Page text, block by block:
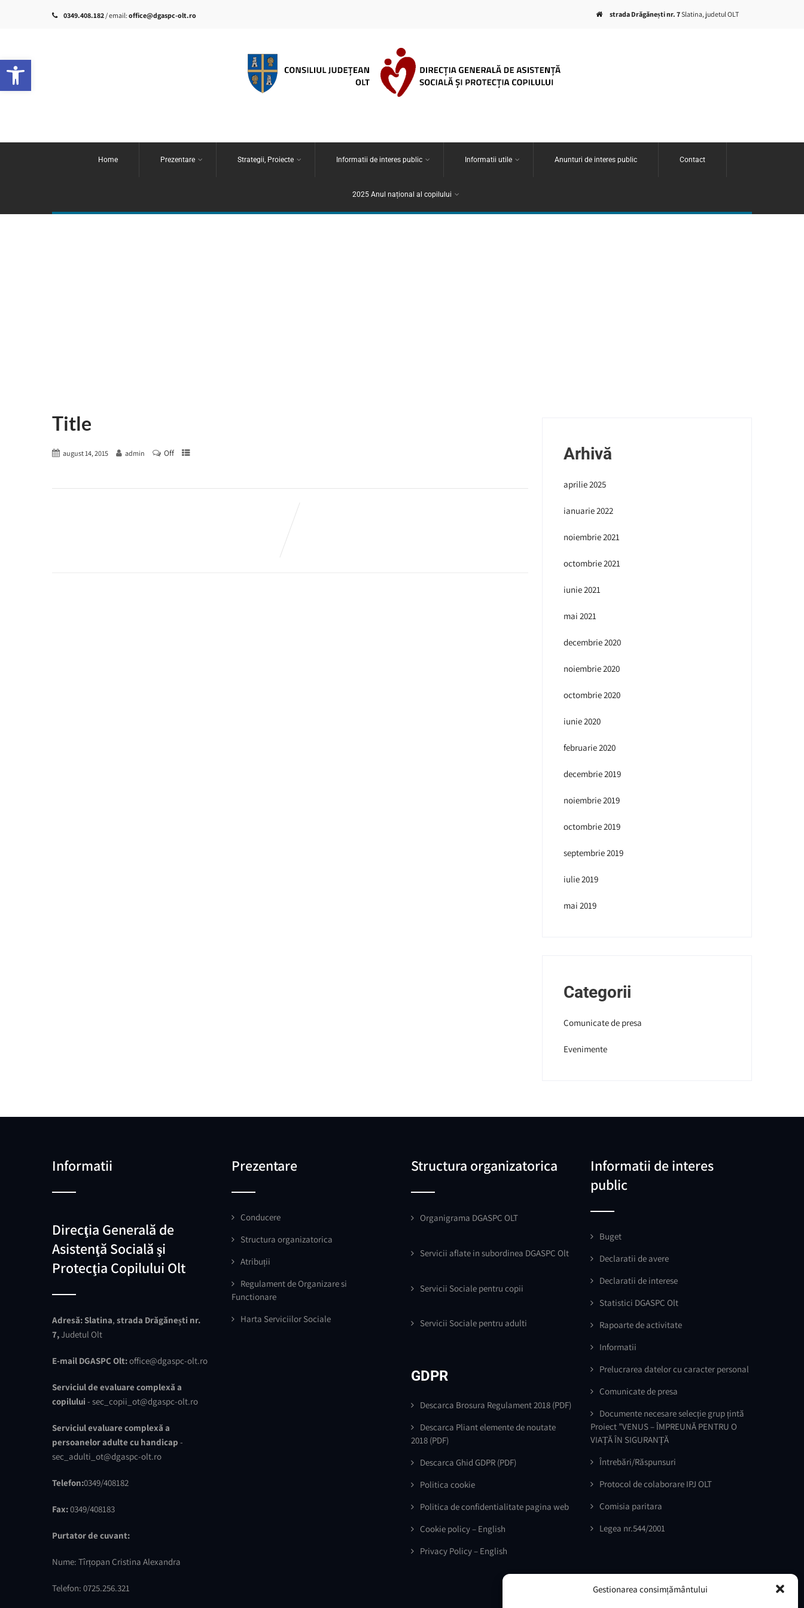
Deschide bara de unelte
Gestionarea consimțământului
0349.408.182/ email: office@dgaspc-olt.ro strada Drăgănești nr. 7Slatina, judetul OLT
Home Prezentare Strategii, Proiecte Informatii de interes public Informatii utile Anunturi de interes public Contact
2025 Anul național al copilului
Title
august 14, 2015 admin Off Arhivă
aprilie 2025
ianuarie 2022
noiembrie 2021
octombrie 2021
iunie 2021
mai 2021
decembrie 2020
noiembrie 2020
octombrie 2020
iunie 2020
februarie 2020
decembrie 2019
noiembrie 2019
octombrie 2019
septembrie 2019
iulie 2019
mai 2019
Categorii
Comunicate de presa
Evenimente
Informatii
Direcţia Generală de
Asistenţă Socială şi
Protecţia Copilului Olt
Adresă:Slatina, strada Drăgănești nr.
7,Judetul Olt
E-mail DGASPC Olt:office@dgaspc-olt.ro
Serviciul de evaluare complexă a
copilului - sec_copii_ot@dgaspc-olt.ro
Serviciul evaluare complexă a
persoanelor adulte cu handicap -
sec_adulti_ot@dgaspc-olt.ro
Telefon:0349/408182
Fax:0349/408183
Purtator de cuvant:
Nume: Tîrțopan Cristina Alexandra
Telefon: 0725.256.321
Prezentare
Conducere
Structura organizatorica
Atribuții
Regulament de Organizare si
Functionare
Harta Serviciilor Sociale
Structura organizatorica
Organigrama DGASPC OLT
Servicii aflate in subordinea DGASPC Olt
Servicii Sociale pentru copii
Servicii Sociale pentru adulti
GDPR
Descarca Brosura Regulament 2018 (PDF)
Descarca Pliant elemente de noutate
2018 (PDF)
Descarca Ghid GDPR (PDF)
Politica cookie
Politica de confidentialitate pagina web
Cookie policy – English
Privacy Policy – English
Informatii de interes
public
Buget
Declaratii de avere
Declaratii de interese
Statistici DGASPC Olt
Rapoarte de activitate
Informatii
Prelucrarea datelor cu caracter personal
Comunicate de presa
Documente necesare selecție grup țintă
Proiect ”VENUS – ÎMPREUNĂ PENTRU O
VIAȚĂ ÎN SIGURANȚĂ
Întrebări/Răspunsuri
Protocol de colaborare IPJ OLT
Comisia paritara
Legea nr.544/2001